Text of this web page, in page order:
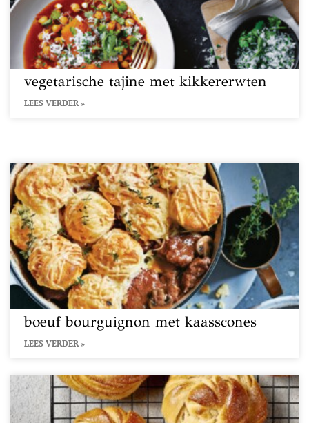
vegetarische tajine met kikkererwten
LEES VERDER »
boeuf bourguignon met kaasscones
LEES VERDER »